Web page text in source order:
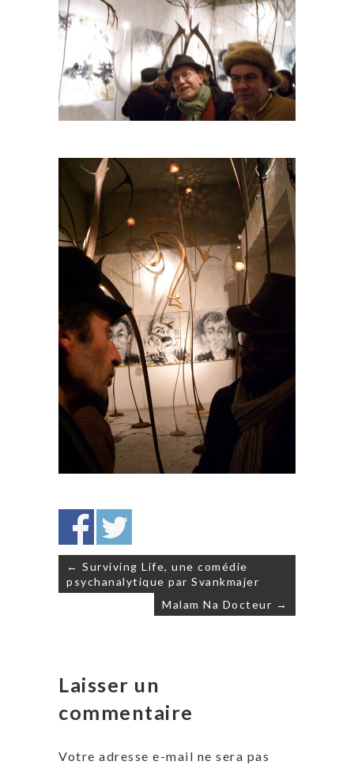
Navigation
de
l’article
← Surviving Life, une comédie
psychanalytique par Svankmajer
Malam Na Docteur →
Laisser un
commentaire
Votre adresse e-mail ne sera pas